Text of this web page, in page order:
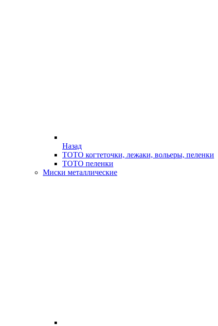
Назад
ТОТО когтеточки, лежаки, вольеры, пеленки
ТОТО пеленки
Миски металлические